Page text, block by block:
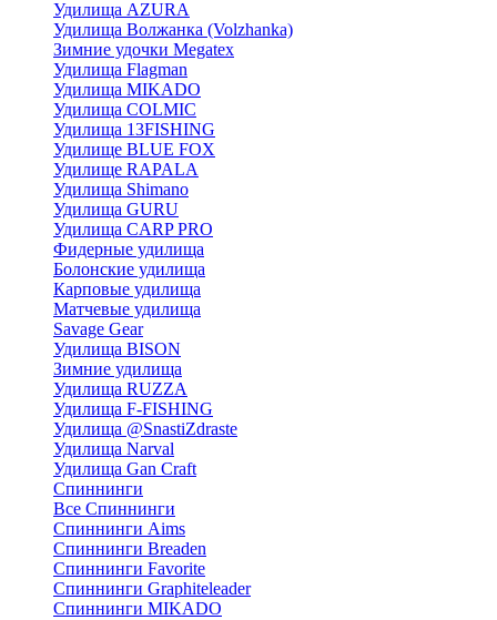
Удилища AZURA
Удилища Волжанка (Volzhanka)
Зимние удочки Megatex
Удилища Flagman
Удилища MIKADO
Удилища COLMIC
Удилища 13FISHING
Удилище BLUE FOX
Удилище RAPALA
Удилища Shimano
Удилища GURU
Удилища CARP PRO
Фидерные удилища
Болонские удилища
Карповые удилища
Матчевые удилища
Savage Gear
Удилища BISON
Зимние удилища
Удилища RUZZA
Удилища F-FISHING
Удилища @SnastiZdraste
Удилища Narval
Удилища Gan Craft
Спиннинги
Все Спиннинги
Спиннинги Aims
Спиннинги Breaden
Спиннинги Favorite
Спиннинги Graphiteleader
Спиннинги MIKADO